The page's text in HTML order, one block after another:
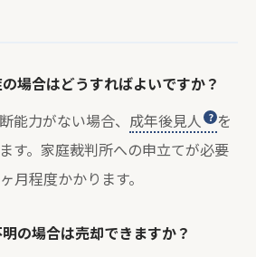
場合はどうすればよいですか？
能力がない場合、 成年後見人
を
す。家庭裁判所への申立てが必要
月程度かかります。
の場合は売却できますか？